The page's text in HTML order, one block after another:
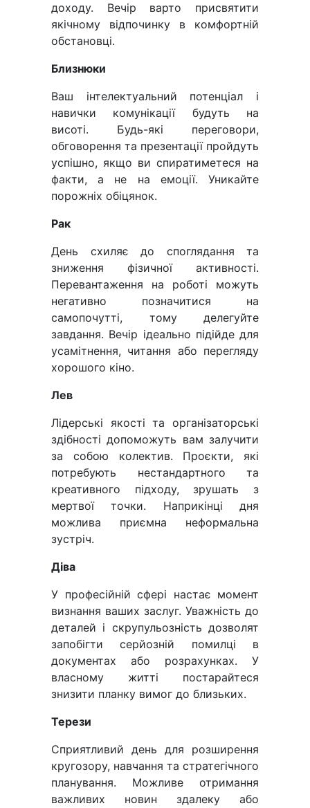
доходу. Вечір варто присвятити
якічному відпочинку в комфортній
обстановці.
Близнюки
Ваш інтелектуальний потенціал і
навички комунікації будуть на
висоті. Будь-які переговори,
обговорення та презентації пройдуть
успішно, якщо ви спиратиметеся на
факти, а не на емоції. Уникайте
порожніх обіцянок.
Рак
День схиляє до споглядання та
зниження фізичної активності.
Перевантаження на роботі можуть
негативно позначитися на
самопочутті, тому делегуйте
завдання. Вечір ідеально підійде для
усамітнення, читання або перегляду
хорошого кіно.
Лев
Лідерські якості та організаторські
здібності допоможуть вам залучити
за собою колектив. Проєкти, які
потребують нестандартного та
креативного підходу, зрушать з
мертвої точки. Наприкінці дня
можлива приємна неформальна
зустріч.
Діва
У професійній сфері настає момент
визнання ваших заслуг. Уважність до
деталей і скрупульозність дозволят
запобігти серйозній помилці в
документах або розрахунках. У
власному житті постарайтеся
знизити планку вимог до близьких.
Терези
Сприятливий день для розширення
кругозору, навчання та стратегічного
планування. Можливе отримання
важливих новин здалеку або